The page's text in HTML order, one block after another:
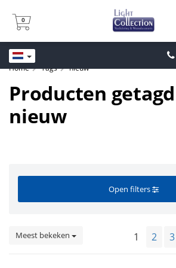
0
0
Home Tags nieuw
Producten
nieuw
Open filters
Meest bekeken 1 2 3